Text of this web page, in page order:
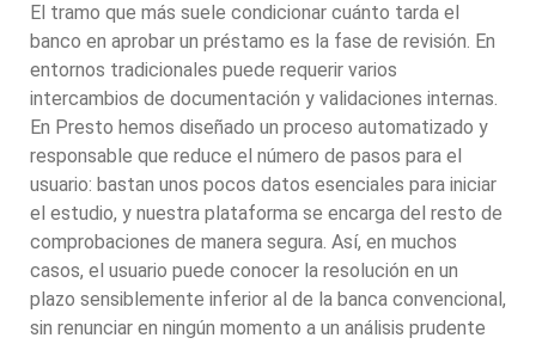
El tramo que más suele condicionar cuánto tarda el
banco en aprobar un préstamo es la fase de revisión. En
entornos tradicionales puede requerir varios
intercambios de documentación y validaciones internas.
En Presto hemos diseñado un proceso automatizado y
responsable que reduce el número de pasos para el
usuario: bastan unos pocos datos esenciales para iniciar
el estudio, y nuestra plataforma se encarga del resto de
comprobaciones de manera segura. Así, en muchos
casos, el usuario puede conocer la resolución en un
plazo sensiblemente inferior al de la banca convencional,
sin renunciar en ningún momento a un análisis prudente